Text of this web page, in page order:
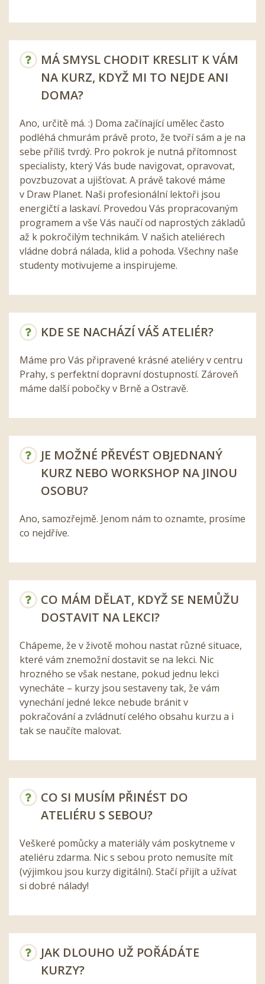
MÁ SMYSL CHODIT KRESLIT K VÁM
NA KURZ, KDYŽ MI TO NEJDE ANI
DOMA?
Ano, určitě má. :) Doma začínající umělec často
podléhá chmurám právě proto, že tvoří sám a je na
sebe příliš tvrdý. Pro pokrok je nutná přítomnost
specialisty, který Vás bude navigovat, opravovat,
povzbuzovat a ujišťovat. A právě takové máme
v Draw Planet. Naši profesionální lektoři jsou
energičtí a laskaví. Provedou Vás propracovaným
programem a vše Vás naučí od naprostých základů
až k pokročilým technikám. V našich ateliérech
vládne dobrá nálada, klid a pohoda. Všechny naše
studenty motivujeme a inspirujeme.
KDE SE NACHÁZÍ VÁŠ ATELIÉR?
Máme pro Vás připravené krásné ateliéry v centru
Prahy, s perfektní dopravní dostupností. Zároveň
máme další pobočky v Brně a Ostravě.
JE MOŽNÉ PŘEVÉST OBJEDNANÝ
KURZ NEBO WORKSHOP NA JINOU
OSOBU?
Ano, samozřejmě. Jenom nám to oznamte, prosíme
co nejdříve.
CO MÁM DĚLAT, KDYŽ SE NEMŮŽU
DOSTAVIT NA LEKCI?
Chápeme, že v životě mohou nastat různé situace,
které vám znemožní dostavit se na lekci. Nic
hrozného se však nestane, pokud jednu lekci
vynecháte – kurzy jsou sestaveny tak, že vám
vynechání jedné lekce nebude bránit v
pokračování a zvládnutí celého obsahu kurzu a i
tak se naučíte malovat.
CO SI MUSÍM PŘINÉST DO
ATELIÉRU S SEBOU?
Veškeré pomůcky a materiály vám poskytneme v
ateliéru zdarma. Nic s sebou proto nemusíte mít
(výjimkou jsou kurzy digitální). Stačí přijít a užívat
si dobré nálady!
JAK DLOUHO UŽ POŘÁDÁTE
KURZY?